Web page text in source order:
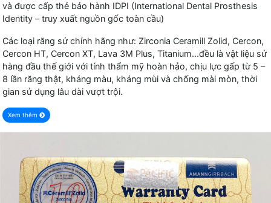
và được cấp thẻ bảo hành IDPI (International Dental Prosthesis
Identity – truy xuất nguồn gốc toàn cầu)
Các loại răng sứ chính hãng như: Zirconia Ceramill Zolid, Cercon,
Cercon HT, Cercon XT, Lava 3M Plus, Titanium...đều là vật liệu sứ
hàng đầu thế giới với tính thẩm mỹ hoàn hảo, chịu lực gấp từ 5 –
8 lần răng thật, kháng màu, kháng mùi và chống mài mòn, thời
gian sử dụng lâu dài vượt trội.
Xem thêm